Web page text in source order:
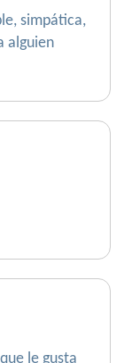
simpática,
alguien
le gusta